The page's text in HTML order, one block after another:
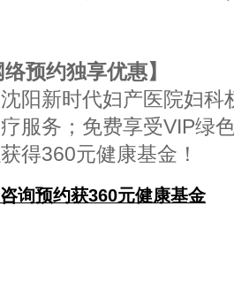
预约独享优惠】
阳新时代妇产医院妇科
服务；免费享受VIP绿
得360元健康基金！
询预约获360元健康基金